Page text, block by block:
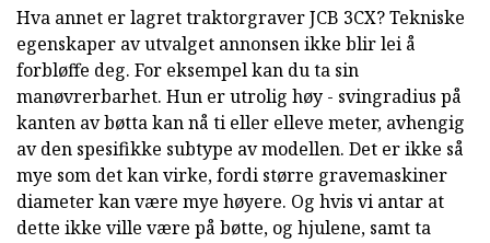
Hva annet er lagret traktorgraver JCB 3CX? Tekniske
egenskaper av utvalget annonsen ikke blir lei å
forbløffe deg. For eksempel kan du ta sin
manøvrerbarhet. Hun er utrolig høy - svingradius på
kanten av bøtta kan nå ti eller elleve meter, avhengig
av den spesifikke subtype av modellen. Det er ikke så
mye som det kan virke, fordi større gravemaskiner
diameter kan være mye høyere. Og hvis vi antar at
dette ikke ville være på bøtte, og hjulene, samt ta